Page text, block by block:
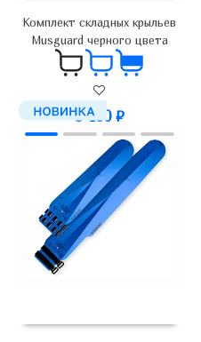
Комплект складных крыльев
Musguard черного цвета
3 400 ₽